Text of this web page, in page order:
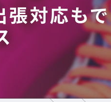
対応も